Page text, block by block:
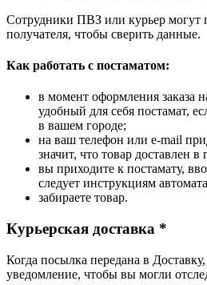
Сотрудники ПВЗ или курьер могут
получателя, чтобы сверить данные.
Как работать с постаматом:
в момент оформления заказа
удобный для себя постамат,
в вашем городе;
на ваш телефон или e-mail
значит, что товар доставлен в
вы приходите к постамату,
следует инструкциям
забираете товар.
Курьерская доставка *
Когда посылка передана в
уведомление, чтобы вы могли